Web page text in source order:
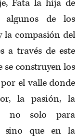
Fata la hija de
algunos de los
la compasión del
a través de este
construyen los
el valle donde
la pasión, la
no solo para
sino que en la